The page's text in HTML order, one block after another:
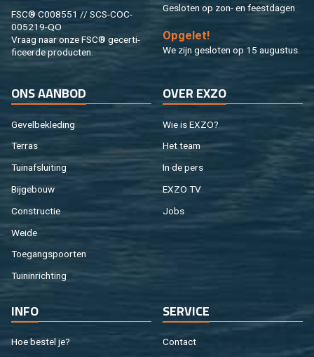
FSC® C008551 // SCS-COC-
005219-QO
Vraag naar onze FSC® ge­cer­ti­
fi­ceer­de pro­duc­ten.
Ge­slo­ten op zon- en feest­da­gen
Op­ge­let!
We zijn ge­slo­ten op 15 au­gus­tus.
ONS AAN­BOD
Ge­vel­be­kle­ding
Ter­ras
Tuin­af­slui­ting
Bij­ge­bouw
Con­struc­tie
Weide
Toe­gangs­poor­ten
Tuin­in­rich­ting
OVER EXZO
Wie is EXZO?
Het team
In de pers
EXZO TV
Jobs
INFO
Hoe be­stel je?
SER­VI­CE
Con­tact